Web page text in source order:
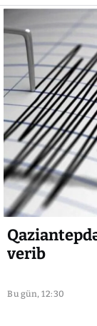
Zelenski:
bir neçə ilə
Bu gün, 12:00